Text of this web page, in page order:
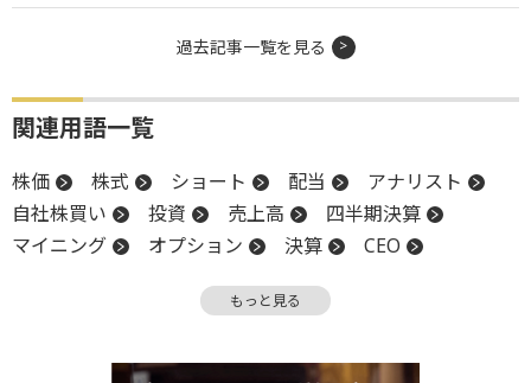
過去記事一覧を見る
関連用語一覧
株価 株式 ショート 配当
アナリスト
自社株買い
投資 売上高
四半期決算
マイニング
オプション 決算
CEO
もっと見る